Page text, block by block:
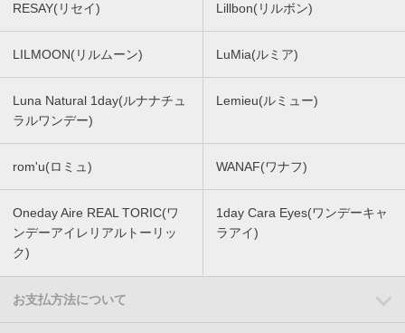
RESAY(リセイ) Lillbon(リルボン)
LILMOON(リルムーン) LuMia(ルミア)
Luna Natural 1day(ルナナチュ
ラルワンデー)
Lemieu(ルミュー)
rom'u(ロミュ) WANAF(ワナフ)
Oneday Aire REAL TORIC(ワ
ンデーアイレリアルトーリッ
ク)
1day Cara Eyes(ワンデーキャ
ラアイ)
お支払方法について